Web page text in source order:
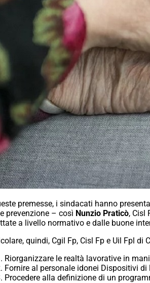
premesse, i sindacati hanno
prevenzione – così Nunzio Praticò, Cisl
a livello normativo e dalle buone
quindi, Cgil Fp, Cisl Fp e Uil Fpl
Riorganizzare le realtà lavorative in
Fornire al personale idonei Dispositivi di
Procedere alla definizione di un